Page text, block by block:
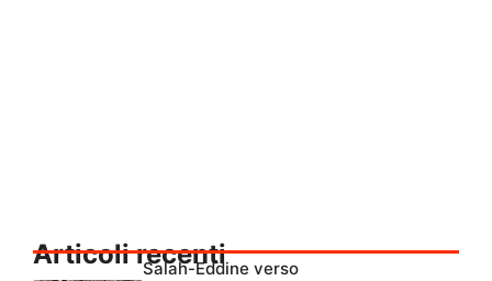
Articoli recenti
Salah-Eddine verso